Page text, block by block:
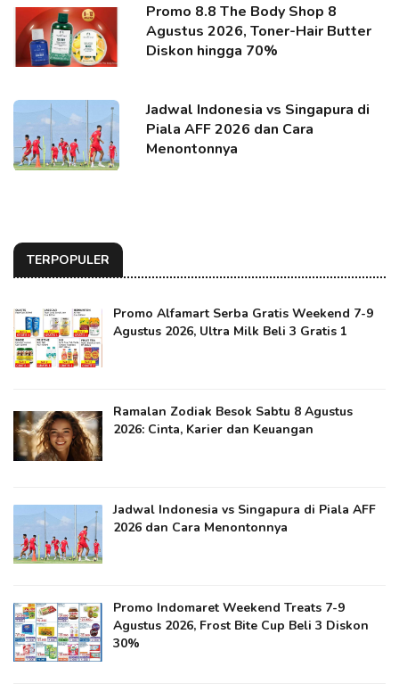
Promo 8.8 The Body Shop 8
Agustus 2026, Toner-Hair Butter
Diskon hingga 70%
Jadwal Indonesia vs Singapura di
Piala AFF 2026 dan Cara
Menontonnya
TERPOPULER
Promo Alfamart Serba Gratis Weekend 7-9
Agustus 2026, Ultra Milk Beli 3 Gratis 1
Ramalan Zodiak Besok Sabtu 8 Agustus
2026: Cinta, Karier dan Keuangan
Jadwal Indonesia vs Singapura di Piala AFF
2026 dan Cara Menontonnya
Promo Indomaret Weekend Treats 7-9
Agustus 2026, Frost Bite Cup Beli 3 Diskon
30%